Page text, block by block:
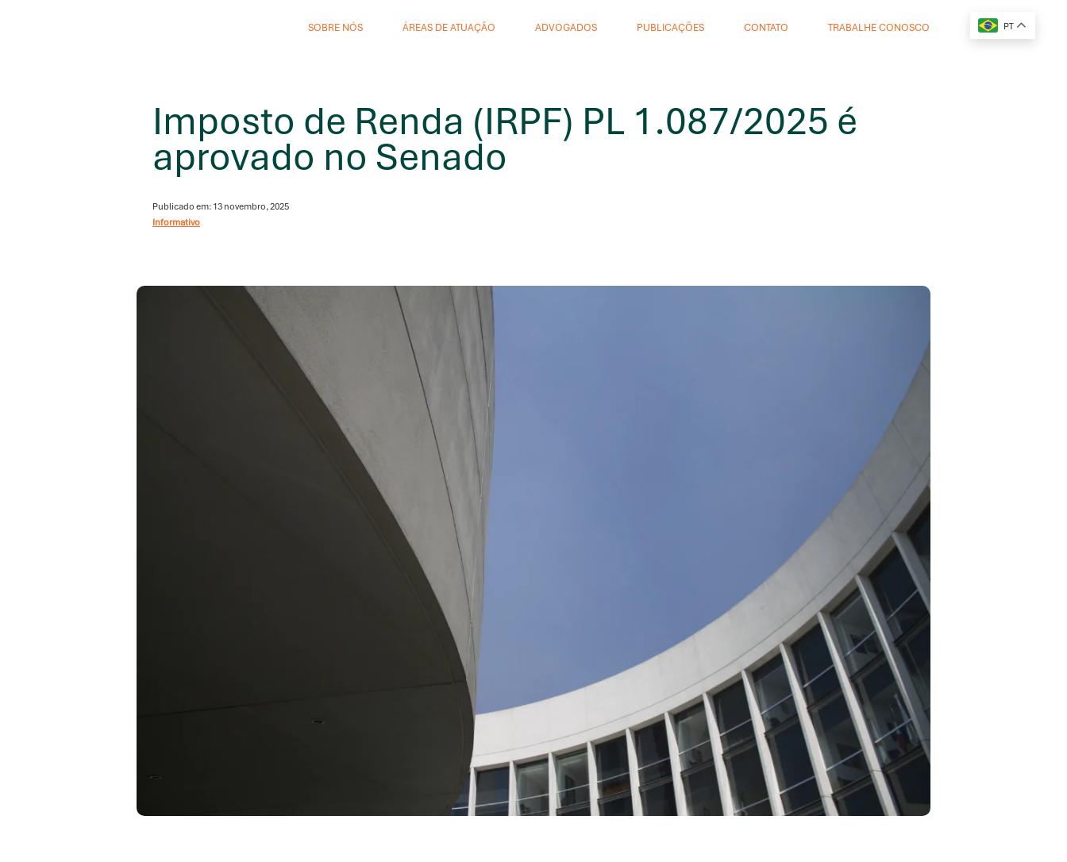
PT
SOBRE NÓS ÁREAS DE ATUAÇÃO ADVOGADOS PUBLICAÇÕES CONTATO TRABALHE CONOSCO
Imposto de Renda (IRPF) PL 1.087/2025 é
aprovado no Senado
Publicado em: 13 novembro, 2025
Informativo